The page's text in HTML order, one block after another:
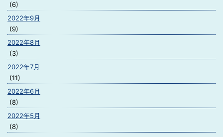
(6)
2022年9月
(9)
2022年8月
(3)
2022年7月
(11)
2022年6月
(8)
2022年5月
(8)